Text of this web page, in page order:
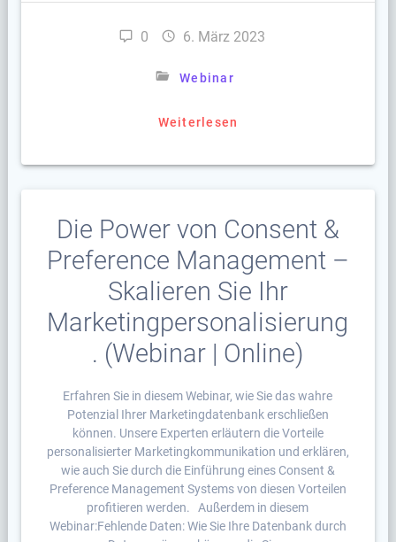
0 6. März 2023
Webinar
Weiterlesen
Die Power von Consent &
Preference Management –
Skalieren Sie Ihr
Marketingpersonalisierung
. (Webinar | Online)
Erfahren Sie in diesem Webinar, wie Sie das wahre
Potenzial Ihrer Marketingdatenbank erschließen
können. Unsere Experten erläutern die Vorteile
personalisierter Marketingkommunikation und erklären,
wie auch Sie durch die Einführung eines Consent &
Preference Management Systems von diesen Vorteilen
profitieren werden. Außerdem in diesem
Webinar:Fehlende Daten: Wie Sie Ihre Datenbank durch